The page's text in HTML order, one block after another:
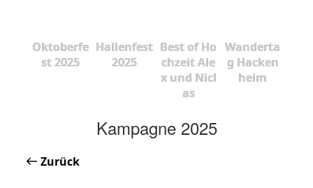
Oktoberfe
st 2025
Hallenfest
2025
Best of Ho
chzeit Ale
x und Nicl
as
Wanderta
g Hacken
heim
Kampagne 2025
Zurück